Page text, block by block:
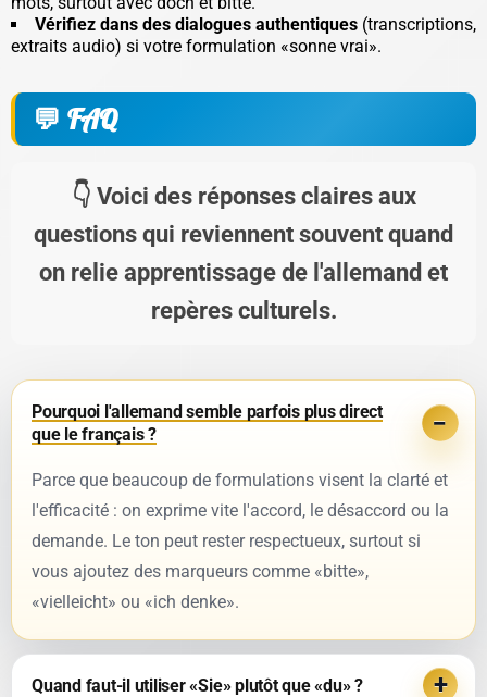
Vérifiez dans des dialogues authentiques (transcriptions,
extraits audio) si votre formulation «sonne vrai».
FAQ
Voici des réponses claires aux
questions qui reviennent souvent quand
on relie apprentissage de l'allemand et
repères culturels.
Pourquoi l'allemand semble parfois plus direct
que le français ?
Parce que beaucoup de formulations visent la clarté et
l'efficacité : on exprime vite l'accord, le désaccord ou la
demande. Le ton peut rester respectueux, surtout si
vous ajoutez des marqueurs comme «bitte»,
«vielleicht» ou «ich denke».
Quand faut-il utiliser «Sie» plutôt que «du» ?